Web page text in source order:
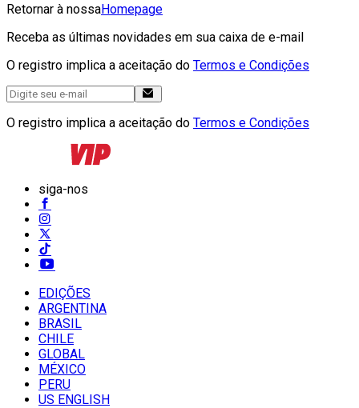
Retornar à nossaHomepage
Receba as últimas novidades em sua caixa de e-mail
O registro implica a aceitação do Termos e Condições
O registro implica a aceitação do Termos e Condições
siga-nos
EDIÇÕES
ARGENTINA
BRASIL
CHILE
GLOBAL
MÉXICO
PERU
US ENGLISH